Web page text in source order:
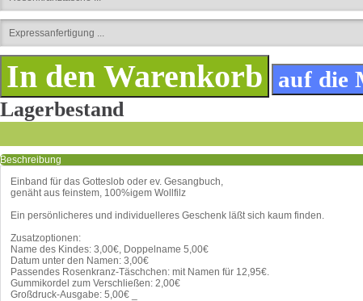
Lagerbestand
Beschreibung
Einband für das Gotteslob oder ev. Gesangbuch,
genäht aus feinstem, 100%igem Wollfilz
Ein persönlicheres und individuelleres Geschenk läßt sich kaum finden.
Zusatzoptionen:
Name des Kindes: 3,00€, Doppelname 5,00€
Datum unter den Namen: 3,00€
Passendes Rosenkranz-Täschchen: mit Namen für 12,95€.
Gummikordel zum Verschließen: 2,00€
Großdruck-Ausgabe: 5,00€ _